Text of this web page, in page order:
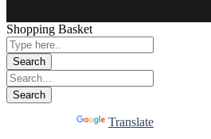
Shopping Basket
Translate